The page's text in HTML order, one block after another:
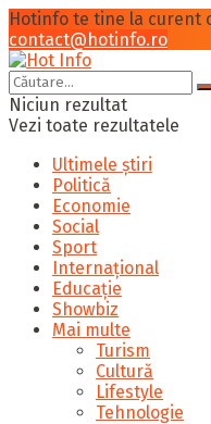
Hotinfo te tine la curent
contact@hotinfo.ro
Niciun rezultat
Vezi toate rezultatele
Ultimele știri
Politică
Economie
Social
Sport
Internațional
Educație
Showbiz
Mai multe
Turism
Cultură
Lifestyle
Tehnologie